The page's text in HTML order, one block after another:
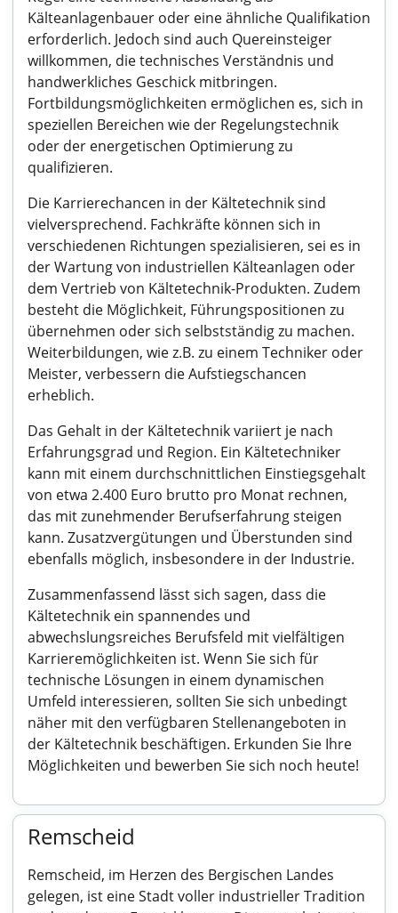
Kälteanlagenbauer oder eine ähnliche Qualifikation
erforderlich. Jedoch sind auch Quereinsteiger
willkommen, die technisches Verständnis und
handwerkliches Geschick mitbringen.
Fortbildungsmöglichkeiten ermöglichen es, sich in
speziellen Bereichen wie der Regelungstechnik
oder der energetischen Optimierung zu
qualifizieren.
Die Karrierechancen in der Kältetechnik sind
vielversprechend. Fachkräfte können sich in
verschiedenen Richtungen spezialisieren, sei es in
der Wartung von industriellen Kälteanlagen oder
dem Vertrieb von Kältetechnik-Produkten. Zudem
besteht die Möglichkeit, Führungspositionen zu
übernehmen oder sich selbstständig zu machen.
Weiterbildungen, wie z.B. zu einem Techniker oder
Meister, verbessern die Aufstiegschancen
erheblich.
Das Gehalt in der Kältetechnik variiert je nach
Erfahrungsgrad und Region. Ein Kältetechniker
kann mit einem durchschnittlichen Einstiegsgehalt
von etwa 2.400 Euro brutto pro Monat rechnen,
das mit zunehmender Berufserfahrung steigen
kann. Zusatzvergütungen und Überstunden sind
ebenfalls möglich, insbesondere in der Industrie.
Zusammenfassend lässt sich sagen, dass die
Kältetechnik ein spannendes und
abwechslungsreiches Berufsfeld mit vielfältigen
Karrieremöglichkeiten ist. Wenn Sie sich für
technische Lösungen in einem dynamischen
Umfeld interessieren, sollten Sie sich unbedingt
näher mit den verfügbaren Stellenangeboten in
der Kältetechnik beschäftigen. Erkunden Sie Ihre
Möglichkeiten und bewerben Sie sich noch heute!
Remscheid
Remscheid, im Herzen des Bergischen Landes
gelegen, ist eine Stadt voller industrieller Tradition